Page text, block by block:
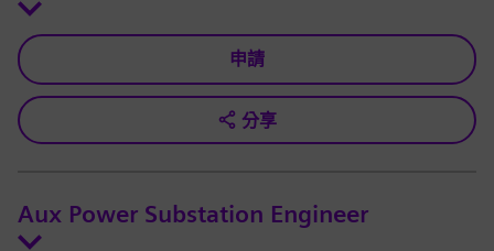
申請
分享
Aux Power Substation Engineer